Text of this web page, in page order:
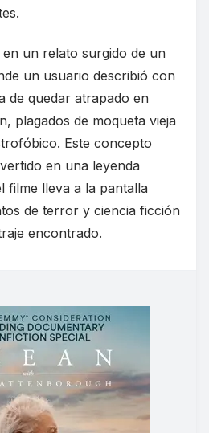
un relato surgido de un
un usuario describió con
de quedar atrapado en
plagados de moqueta vieja
Este concepto
en una leyenda
filme lleva a la pantalla
de terror y ciencia ficción
encontrado.